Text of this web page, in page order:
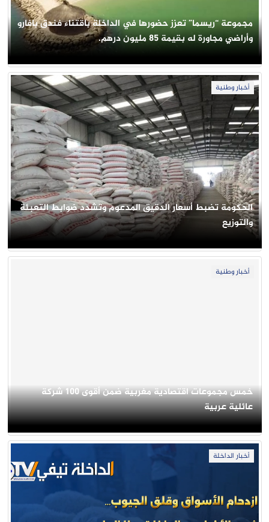
مجموعة “ريسما” تعزز حضورها في الداخلة باقتناء فندق بافارو
وأراضي مجاورة له بقيمة 85 مليون درهم.
أخبار وطنية
الحكومة تضبط أسعار الدقيق المدعوم وتشدد ضوابط التعبئة
والتوزيع
أخبار وطنية
خمس مجموعات اقتصادية مغربية ضمن أقوى 100 شركة
عائلية عربية
أخبار الداخلة